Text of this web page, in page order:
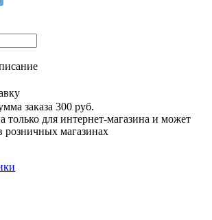
заказа 300 руб.
только для интернет-магазина и может
розничных магазинах